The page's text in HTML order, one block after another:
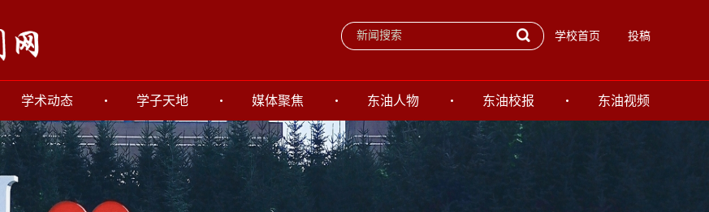
学校首页 投稿
学术动态 学子天地 媒体聚焦 东油人物 东油校报 东油视频